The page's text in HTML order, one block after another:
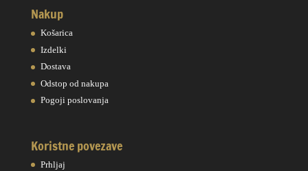
Nakup
Košarica
Izdelki
Dostava
Odstop od nakupa
Pogoji poslovanja
Koristne povezave
Prhljaj